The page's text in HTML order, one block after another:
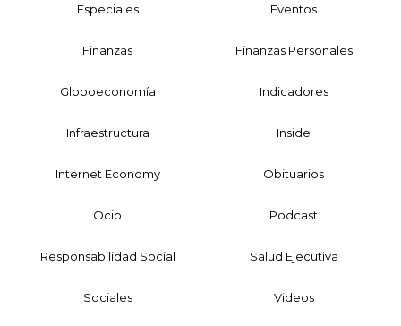
Especiales Eventos
Finanzas Finanzas Personales
Globoeconomía Indicadores
Infraestructura Inside
Internet Economy Obituarios
Ocio Podcast
Responsabilidad Social Salud Ejecutiva
Sociales Videos